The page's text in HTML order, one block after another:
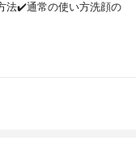
法 ✔️通常の使い方 洗顔の